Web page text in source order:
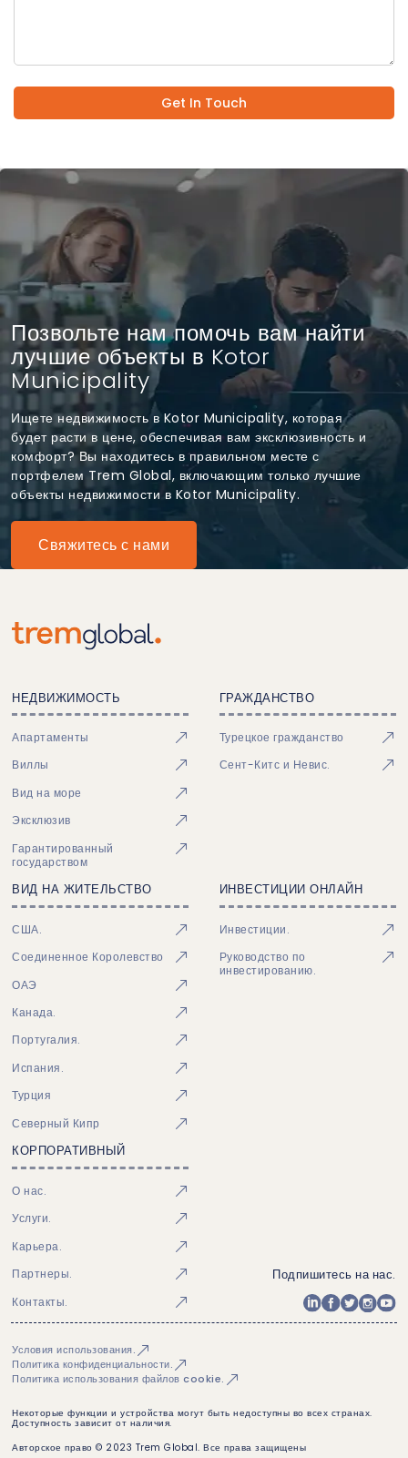
Get In Touch
Позвольте нам помочь вам найти
лучшие объекты в Kotor
Municipality
Ищете недвижимость в Kotor Municipality, которая
будет расти в цене, обеспечивая вам эксклюзивность и
комфорт? Вы находитесь в правильном месте с
портфелем Trem Global, включающим только лучшие
объекты недвижимости в Kotor Municipality.
Свяжитесь с нами
НЕДВИЖИМОСТЬ
Апартаменты
Виллы
Вид на море
Эксклюзив
Гарантированный
государством
ГРАЖДАНСТВО
Турецкое гражданство
Сент-Китс и Невис.
ВИД НА ЖИТЕЛЬСТВО
США.
Соединенное Королевство
ОАЭ
Канада.
Португалия.
Испания.
Турция
Северный Кипр
ИНВЕСТИЦИИ ОНЛАЙН
Инвестиции.
Руководство по
инвестированию.
КОРПОРАТИВНЫЙ
О нас.
Услуги.
Карьера.
Партнеры.
Контакты.
Подпишитесь на нас.
Условия использования.
Политика конфиденциальности.
Политика использования файлов cookie.
Некоторые функции и устройства могут быть недоступны во всех странах.
Доступность зависит от наличия.
Авторское право © 2023 Trem Global. Все права защищены